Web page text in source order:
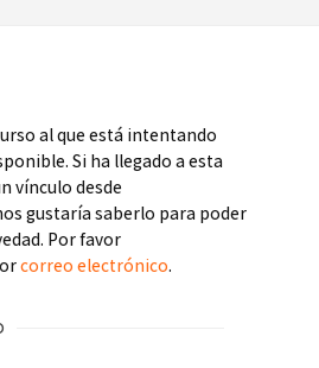
al que está intentando
Si ha llegado a esta
vínculo desde
gustaría saberlo para poder
Por favor
correo electrónico.